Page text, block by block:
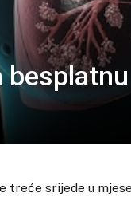
treće srijede u